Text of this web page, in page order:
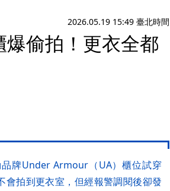
2026.05.19 15:49 臺北時間
偷拍！更衣全都
牌Under Armour（UA）櫃位試穿
會拍到更衣室，但經報警調閱後卻發